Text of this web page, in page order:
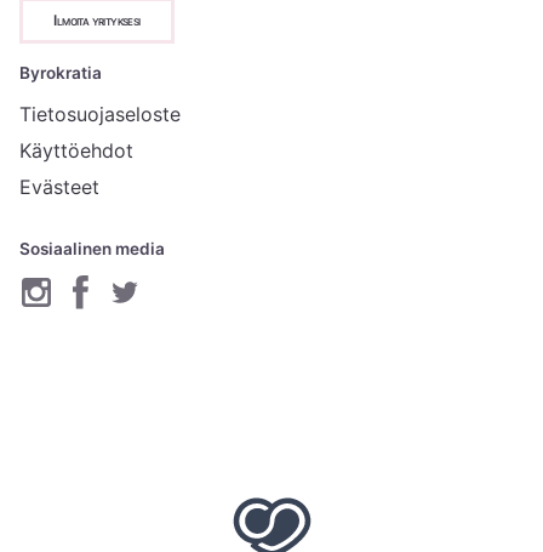
Ilmoita yrityksesi
Byrokratia
Tietosuojaseloste
Käyttöehdot
Evästeet
Sosiaalinen media